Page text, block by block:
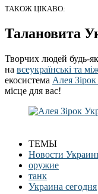
ТАКОЖ ЦІКАВО:
Талановита
Творчих людей будь-
на всеукраїнські та
екосистема Алея
місце для вас!
ТЕМЫ
Новости
оружие
танк
Украина сегодня